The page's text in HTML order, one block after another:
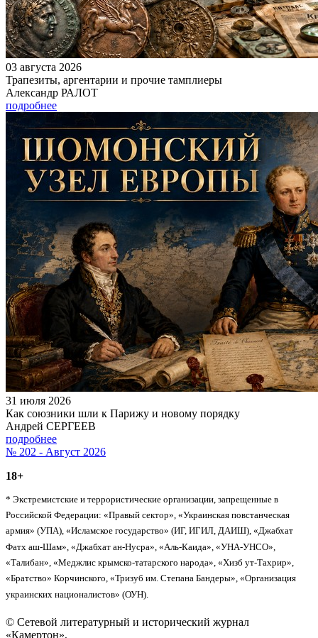
03 августа 2026
Трапезиты, аргентарии и прочие тамплиеры
Александр РАЛОТ
подробнее
31 июля 2026
Как союзники шли к Парижу и новому порядку
Андрей СЕРГЕЕВ
подробнее
№ 202 - Август 2026
18+
* Экстремистские и террористические организации, запрещенные в
Российской Федерации: «Правый сектор», «Украинская повстанческая
армия» (УПА), «Исламское государство» (ИГ, ИГИЛ, ДАИШ), «Джабхат
Фатх аш-Шам», «Джабхат ан-Нусра», «Аль-Каида», «УНА-УНСО»,
«Талибан», «Меджлис крымско-татарского народа», «Хизб ут-Тахрир»,
«Братство» Корчинского, «Тризуб им. Степана Бандеры», «Организация
украинских националистов» (ОУН).
© Сетевой литературный и исторический журнал
«Камертон»,